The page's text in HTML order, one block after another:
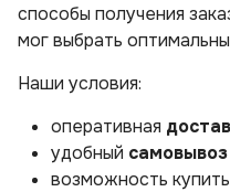
способы получения
мог выбрать
Наши условия:
оперативная
удобный самовывоз
возможность